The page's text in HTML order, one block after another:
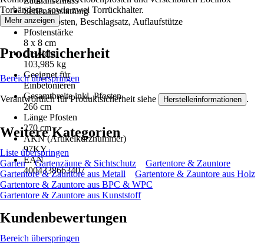
Serienausstattung
Tor, 2 Pfosten, Beschlagsatz, Auflaufstütze
Pfostenstärke
8 x 8 cm
Gewicht
103,985 kg
Geeignet für
Einbetonieren
Gesamtbreite inkl. Pfosten
266 cm
Länge Pfosten
270 cm
AKN (Artikelkurznummer)
97KY
EAN
4004338663407
Torbändern, sowie zwei Torrückhalter.
Mehr anzeigen
Produktsicherheit
Bereich überspringen
Verantwortlich für Produktsicherheit siehe Herstellerinformationen .
Weitere Kategorien
Liste überspringen
Garten
Gartenzäune & Sichtschutz
Gartentore & Zauntore
Gartentore & Zauntore aus Metall
Gartentore & Zauntore aus Holz
Gartentore & Zauntore aus BPC & WPC
Gartentore & Zauntore aus Kunststoff
Kundenbewertungen
Bereich überspringen